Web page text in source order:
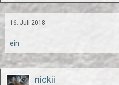
16. Juli 2018
ein
nickii